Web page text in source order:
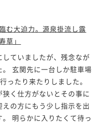
む大迫力。源泉掛流し露
草」
ていましたが、残念なが
玄関先に一台しか駐車場
ったり来たりしました。
く仕方がないとその事に
の方にもう少し指示を出
明らかに入りたくて待っ